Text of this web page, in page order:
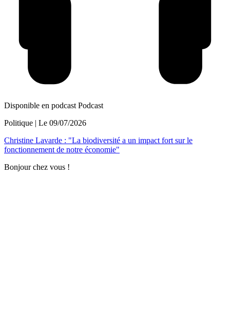
Disponible en podcast Podcast
Politique | Le 09/07/2026
Christine Lavarde : "La biodiversité a un impact fort sur le
fonctionnement de notre économie"
Bonjour chez vous !